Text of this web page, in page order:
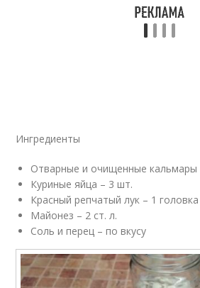
Ингредиенты
Отварные и очищенные кальмары
Куриные яйца – 3 шт.
Красный репчатый лук – 1 головка
Майонез – 2 ст. л.
Соль и перец – по вкусу